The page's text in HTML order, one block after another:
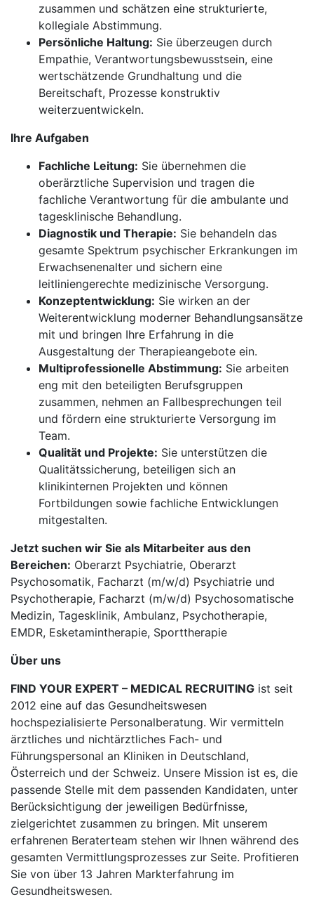
zusammen und schätzen eine strukturierte,
kollegiale Abstimmung.
Persönliche Haltung: Sie überzeugen durch
Empathie, Verantwortungsbewusstsein, eine
wertschätzende Grundhaltung und die
Bereitschaft, Prozesse konstruktiv
weiterzuentwickeln.
Ihre Aufgaben
Fachliche Leitung: Sie übernehmen die
oberärztliche Supervision und tragen die
fachliche Verantwortung für die ambulante und
tagesklinische Behandlung.
Diagnostik und Therapie: Sie behandeln das
gesamte Spektrum psychischer Erkrankungen im
Erwachsenenalter und sichern eine
leitliniengerechte medizinische Versorgung.
Konzeptentwicklung: Sie wirken an der
Weiterentwicklung moderner Behandlungsansätze
mit und bringen Ihre Erfahrung in die
Ausgestaltung der Therapieangebote ein.
Multiprofessionelle Abstimmung: Sie arbeiten
eng mit den beteiligten Berufsgruppen
zusammen, nehmen an Fallbesprechungen teil
und fördern eine strukturierte Versorgung im
Team.
Qualität und Projekte: Sie unterstützen die
Qualitätssicherung, beteiligen sich an
klinikinternen Projekten und können
Fortbildungen sowie fachliche Entwicklungen
mitgestalten.
Jetzt suchen wir Sie als Mitarbeiter aus den
Bereichen: Oberarzt Psychiatrie, Oberarzt
Psychosomatik, Facharzt (m/w/d) Psychiatrie und
Psychotherapie, Facharzt (m/w/d) Psychosomatische
Medizin, Tagesklinik, Ambulanz, Psychotherapie,
EMDR, Esketamintherapie, Sporttherapie
Über uns
FIND YOUR EXPERT – MEDICAL RECRUITING ist seit
2012 eine auf das Gesundheitswesen
hochspezialisierte Personalberatung. Wir vermitteln
ärztliches und nichtärztliches Fach- und
Führungspersonal an Kliniken in Deutschland,
Österreich und der Schweiz. Unsere Mission ist es, die
passende Stelle mit dem passenden Kandidaten, unter
Berücksichtigung der jeweiligen Bedürfnisse,
zielgerichtet zusammen zu bringen. Mit unserem
erfahrenen Beraterteam stehen wir Ihnen während des
gesamten Vermittlungsprozesses zur Seite. Profitieren
Sie von über 13 Jahren Markterfahrung im
Gesundheitswesen.